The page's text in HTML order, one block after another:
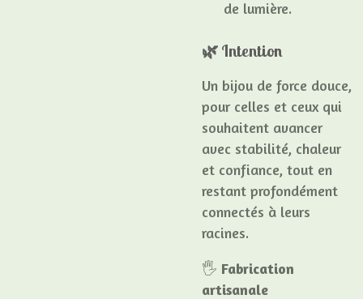
de lumière.
🌿 Intention
Un bijou de force douce,
pour celles et ceux qui
souhaitent avancer
avec stabilité, chaleur
et confiance, tout en
restant profondément
connectés à leurs
racines.
🖐️ Fabrication
artisanale